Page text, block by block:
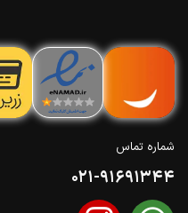
شماره تماس
021-91691344